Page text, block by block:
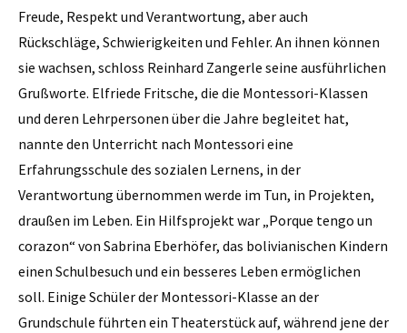
Freude, Respekt und Verantwortung, aber auch
Rückschläge, Schwierigkeiten und Fehler. An ihnen können
sie wachsen, schloss Reinhard Zangerle seine ausführlichen
Grußworte. Elfriede Fritsche, die die Montessori-Klassen
und deren Lehrpersonen über die Jahre begleitet hat,
nannte den Unterricht nach Montessori eine
Erfahrungsschule des sozialen Lernens, in der
Verantwortung übernommen werde im Tun, in Projekten,
draußen im Leben. Ein Hilfsprojekt war „Porque tengo un
corazon“ von Sabrina Eberhöfer, das bolivianischen Kindern
einen Schulbesuch und ein besseres Leben ermöglichen
soll. Einige Schüler der Montessori-Klasse an der
Grundschule führten ein Theaterstück auf, während jene der